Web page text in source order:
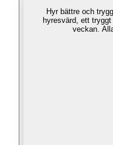
Hyr bättre och
hyresvärd, ett
veckan.